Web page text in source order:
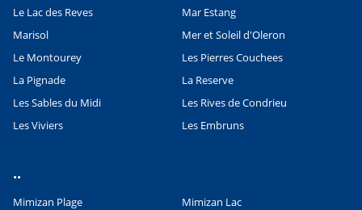
Le Lac des Reves
Mar Estang
Marisol
Mer et Soleil d'Oleron
Le Montourey
Les Pierres Couchees
La Pignade
La Reserve
Les Sables du Midi
Les Rives de Condrieu
Les Viviers
Les Embruns
..
Mimizan Plage
Mimizan Lac